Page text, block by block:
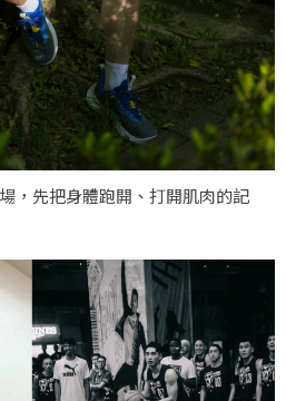
，先把身體跑開、打開肌肉的記